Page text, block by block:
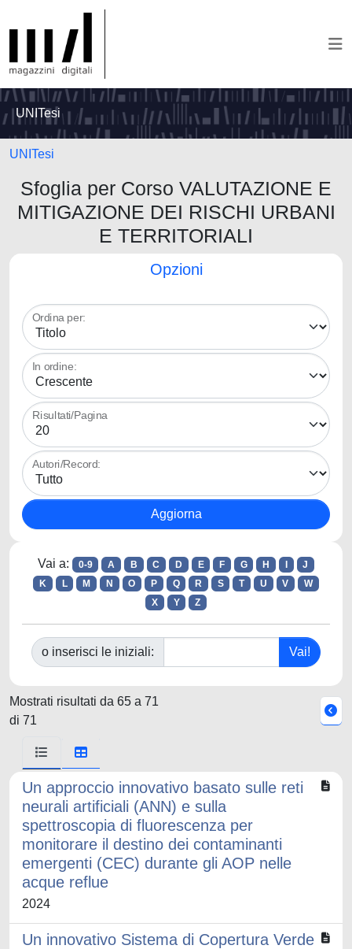
UNITesi
UNITesi
Sfoglia per Corso VALUTAZIONE E
MITIGAZIONE DEI RISCHI URBANI
E TERRITORIALI
Opzioni
Ordina per:
In ordine:
Risultati/Pagina
Autori/Record:
Vai a: 0-9 A B C D E F G H
J
K
L M N O P Q R S T U V
W
X
Y Z
o inserisci le iniziali:
Mostrati risultati da 65 a 71
di 71
Un approccio innovativo basato sulle reti
neurali artificiali (ANN) e sulla
spettroscopia di fluorescenza per
monitorare il destino dei contaminanti
emergenti (CEC) durante gli AOP nelle
acque reflue
2024
Un innovativo Sistema di Copertura Verde